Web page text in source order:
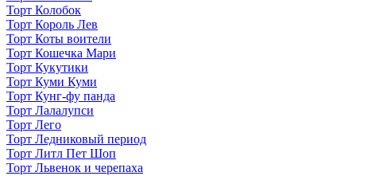
Торт Колобок
Торт Король Лев
Торт Коты воители
Торт Кошечка Мари
Торт Кукутики
Торт Куми Куми
Торт Кунг-фу панда
Торт Лалалупси
Торт Лего
Торт Ледниковый период
Торт Литл Пет Шоп
Торт Львенок и черепаха